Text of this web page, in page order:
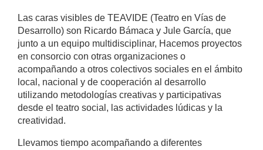
Las caras visibles de TEAVIDE (Teatro en Vías de
Desarrollo) son Ricardo Bámaca y Jule García, que
junto a un equipo multidisciplinar, Hacemos proyectos
en consorcio con otras organizaciones o
acompañando a otros colectivos sociales en el ámbito
local, nacional y de cooperación al desarrollo
utilizando metodologías creativas y participativas
desde el teatro social, las actividades lúdicas y la
creatividad.
Llevamos tiempo acompañando a diferentes